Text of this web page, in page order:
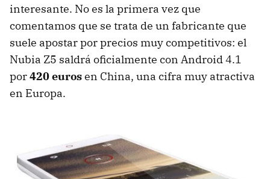
interesante. No es la primera vez que
comentamos que se trata de un fabricante que
suele apostar por precios muy competitivos: el
Nubia Z5 saldrá oficialmente con Android 4.1
por420 eurosen China, una cifra muy atractiva
en Europa.